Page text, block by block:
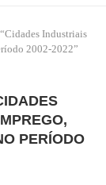
Industriais
2002-2022”
PERÍODO